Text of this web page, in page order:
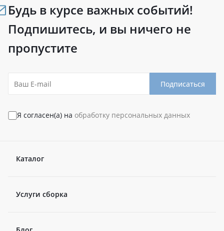
Будь в курсе важных событий!
Подпишитесь, и вы ничего не
пропустите
Подписаться
Я согласен(а) на обработку персональных данных
Каталог
Услуги сборка